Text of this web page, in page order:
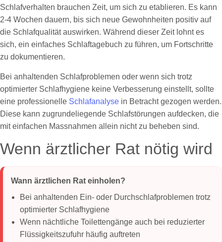
Schlafverhalten brauchen Zeit, um sich zu etablieren. Es kann
2-4 Wochen dauern, bis sich neue Gewohnheiten positiv auf
die Schlafqualität auswirken. Während dieser Zeit lohnt es
sich, ein einfaches Schlaftagebuch zu führen, um Fortschritte
zu dokumentieren.
Bei anhaltenden Schlafproblemen oder wenn sich trotz
optimierter Schlafhygiene keine Verbesserung einstellt, sollte
eine professionelle Schlafanalyse in Betracht gezogen werden.
Diese kann zugrundeliegende Schlafstörungen aufdecken, die
mit einfachen Massnahmen allein nicht zu beheben sind.
Wenn ärztlicher Rat nötig wird
Wann ärztlichen Rat einholen?
Bei anhaltenden Ein- oder Durchschlafproblemen trotz
optimierter Schlafhygiene
Wenn nächtliche Toilettengänge auch bei reduzierter
Flüssigkeitszufuhr häufig auftreten